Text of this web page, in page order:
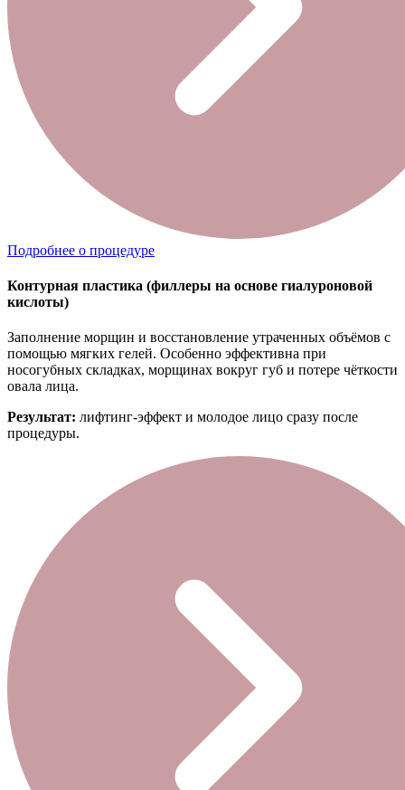
Подробнее о процедуре
Контурная пластика (филлеры на основе гиалуроновой
кислоты)
Заполнение морщин и восстановление утраченных объёмов с
помощью мягких гелей. Особенно эффективна при
носогубных складках, морщинах вокруг губ и потере чёткости
овала лица.
Результат: лифтинг-эффект и молодое лицо сразу после
процедуры.